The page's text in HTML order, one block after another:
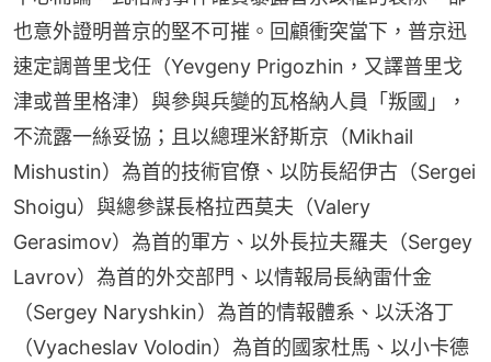
也意外證明普京的堅不可摧。回顧衝突當下，普京迅
速定調普里戈任（Yevgeny Prigozhin，又譯普里戈
津或普里格津）與參與兵變的瓦格納人員「叛國」，
不流露一絲妥協；且以總理米舒斯京（Mikhail
Mishustin）為首的技術官僚、以防長紹伊古（Sergei
Shoigu）與總參謀長格拉西莫夫（Valery
Gerasimov）為首的軍方、以外長拉夫羅夫（Sergey
Lavrov）為首的外交部門、以情報局長納雷什金
（Sergey Naryshkin）為首的情報體系、以沃洛丁
（Vyacheslav Volodin）為首的國家杜馬、以小卡德